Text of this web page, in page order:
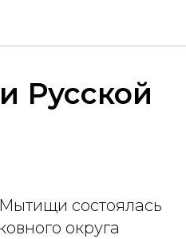
Русской
состоялась
округа